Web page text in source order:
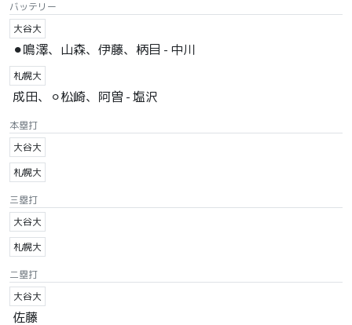
バッテリー
大谷大
⚫︎鳴澤、山森、伊藤、柄目 - 中川
札幌大
成田、⚪︎松崎、阿曽 - 塩沢
本塁打
大谷大
札幌大
三塁打
大谷大
札幌大
二塁打
大谷大
佐藤